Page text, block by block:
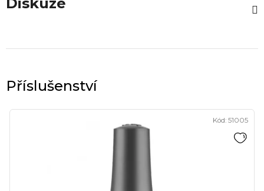
Kód: 51005